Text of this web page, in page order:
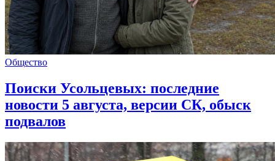
Общество
Поиски Усольцевых: последние
новости 5 августа, версии СК, обыск
подвалов